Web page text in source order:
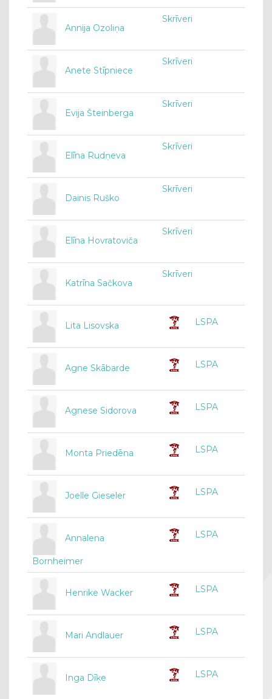
Annija Ozoliņa
Skrīveri
Anete Stīpniece
Skrīveri
Evija Šteinberga
Skrīveri
Elīna Rudņeva
Skrīveri
Dainis Ruško
Skrīveri
Elīna Hovratoviča
Skrīveri
Katrīna Sačkova
Skrīveri
Lita Lisovska LSPA
Agne Skābarde LSPA
Agnese Sidorova LSPA
Monta Priedēna LSPA
Joelle Gieseler LSPA
Annalena
Bornheimer
LSPA
Henrike Wacker LSPA
Mari Andlauer LSPA
Inga Dīķe LSPA